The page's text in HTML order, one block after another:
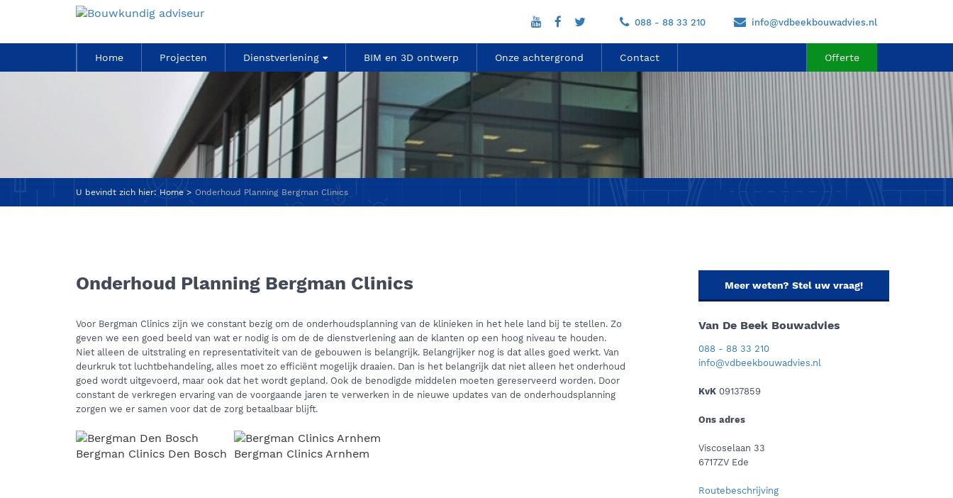
088 - 88 33 210 info@vdbeekbouwadvies.nl
Home Projecten Dienstverlening BIM en 3D ontwerp Onze achtergrond Contact Offerte
U bevindt zich hier: Home Onderhoud Planning Bergman Clinics
Onderhoud Planning Bergman Clinics
Voor Bergman Clinics zijn we constant bezig om de onderhoudsplanning van de klinieken in het hele land bij te stellen. Zo
geven we een goed beeld van wat er nodig is om de de dienstverlening aan de klanten op een hoog niveau te houden.
Niet alleen de uitstraling en representativiteit van de gebouwen is belangrijk. Belangrijker nog is dat alles goed werkt. Van
deurkruk tot luchtbehandeling, alles moet zo efficiënt mogelijk draaien. Dan is het belangrijk dat niet alleen het onderhoud
goed wordt uitgevoerd, maar ook dat het wordt gepland. Ook de benodigde middelen moeten gereserveerd worden. Door
constant de verkregen ervaring van de voorgaande jaren te verwerken in de nieuwe updates van de onderhoudsplanning
zorgen we er samen voor dat de zorg betaalbaar blijft.
Bergman Clinics Den Bosch Bergman Clinics Arnhem
Meer weten? Stel uw vraag!
Van De Beek Bouwadvies
088 - 88 33 210
info@vdbeekbouwadvies.nl
KvK09137859
Ons adres
Viscoselaan 33
6717ZV Ede
Routebeschrijving